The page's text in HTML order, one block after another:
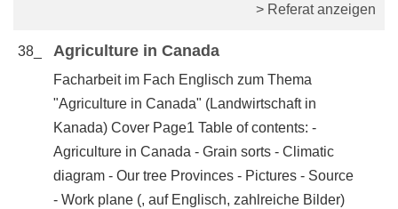
> Referat anzeigen
38_ Agriculture in Canada
Facharbeit im Fach Englisch zum Thema
"Agriculture in Canada" (Landwirtschaft in
Kanada) Cover Page1 Table of contents: -
Agriculture in Canada - Grain sorts - Climatic
diagram - Our tree Provinces - Pictures - Source
- Work plane (, auf Englisch, zahlreiche Bilder)